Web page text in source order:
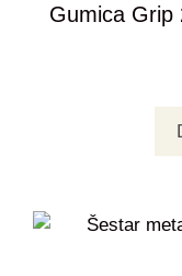
Gumica Grip